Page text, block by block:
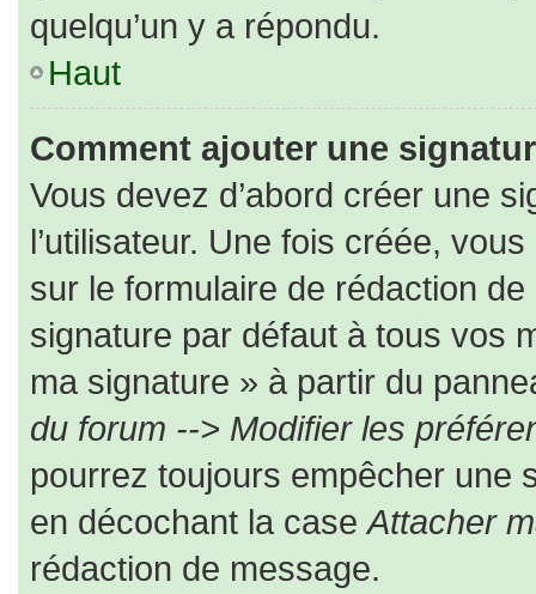
quelqu’un y a répondu.
Haut
Comment ajouter une
Vous devez d’abord créer une
l’utilisateur. Une fois créée,
sur le formulaire de rédaction
signature par défaut à tous vos
ma signature » à partir du
du forum --> Modifier les
pourrez toujours empêcher une
en décochant la caseAttacher
rédaction de message.